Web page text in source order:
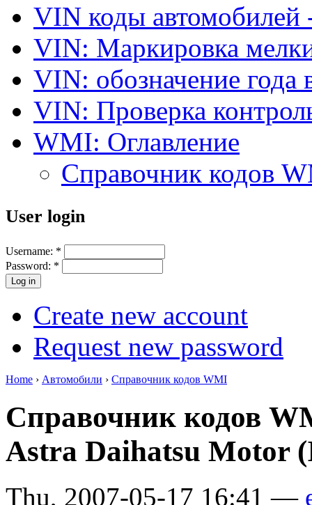
VIN коды автомобилей
VIN: Маркировка
VIN: обозначение года
VIN: Проверка
WMI: Оглавление
Справочник кодов
User login
Username: *
Password: *
Create new account
Request new password
Home › Автомобили › Справочник кодов WMI
Справочник кодов
Astra Daihatsu Motor
Thu, 2007-05-17 16:41 —